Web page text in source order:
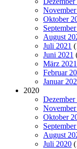
Oktober
August
Juli 2021
Juni 2021
März 2021
Februar
Januar
2020
Dezember
Oktober
August
Juli 2020